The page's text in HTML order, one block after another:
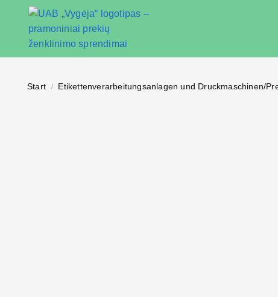
Start / Etikettenverarbeitungsanlagen und Druckmaschinen/